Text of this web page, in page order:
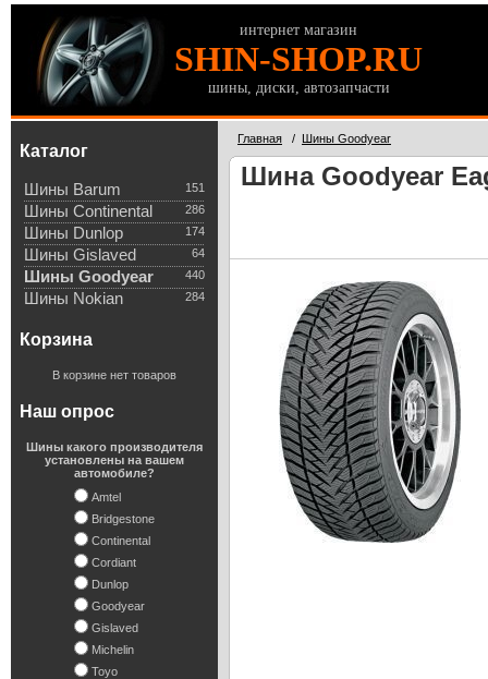
интернет магазин
SHIN-SHOP.RU
шины, диски, автозапчасти
Каталог
151
Шины Barum
286
Шины Continental
174
Шины Dunlop
64
Шины Gislaved
440
Шины Goodyear
284
Шины Nokian
Корзина
В корзине нет товаров
Наш опрос
Шины какого производителя
установлены на вашем
автомобиле?
Amtel
Bridgestone
Continental
Cordiant
Dunlop
Goodyear
Gislaved
Michelin
Toyo
Главная / Шины Goodyear
Шина Goodyear